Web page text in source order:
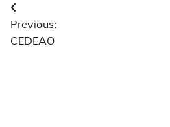
Navigation
de
Previous:
CEDEAO